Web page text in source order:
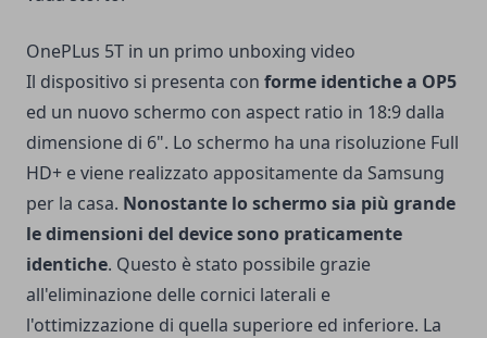
OnePLus 5T in un primo unboxing video
Il dispositivo si presenta con forme identiche a OP5
ed un nuovo schermo con aspect ratio in 18:9 dalla
dimensione di 6". Lo schermo ha una risoluzione Full
HD+ e viene realizzato appositamente da Samsung
per la casa. Nonostante lo schermo sia più grande
le dimensioni del device sono praticamente
identiche. Questo è stato possibile grazie
all'eliminazione delle cornici laterali e
l'ottimizzazione di quella superiore ed inferiore. La